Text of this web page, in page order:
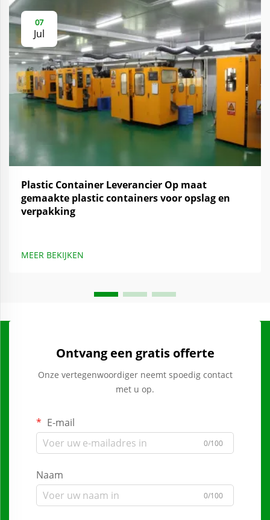
07
Jul
Plastic Container Leverancier Op maat
gemaakte plastic containers voor opslag en
verpakking
MEER BEKIJKEN
Ontvang een gratis offerte
Onze vertegenwoordiger neemt spoedig contact
met u op.
E-mail
0/100
Naam
0/100